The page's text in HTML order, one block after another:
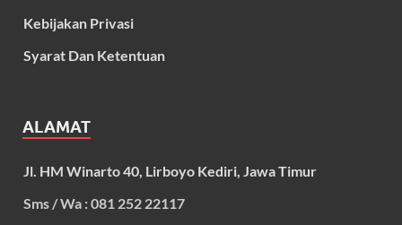
Kebijakan Privasi
Syarat Dan Ketentuan
ALAMAT
Jl. HM Winarto 40, Lirboyo Kediri, Jawa Timur
Sms / Wa : 081 252 22117